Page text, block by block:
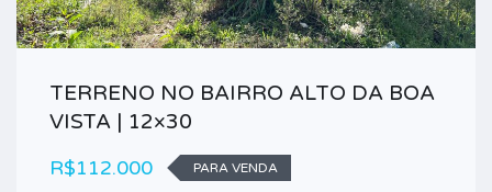
TERRENO NO BAIRRO ALTO DA BOA
VISTA | 12×30
R$112.000
PARA VENDA